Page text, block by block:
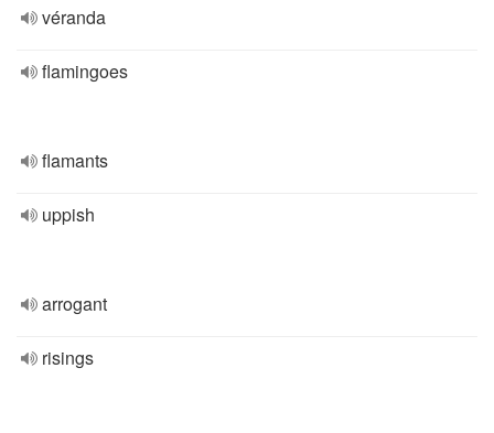
véranda
flamingoes
flamants
uppish
arrogant
risings